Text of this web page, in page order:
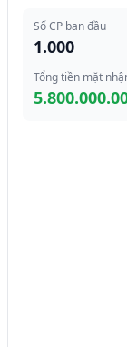
Số CP ban đầu
1.000
Tổng tiền mặt